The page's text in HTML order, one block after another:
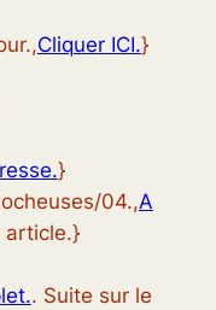
Cliquer ICI.}
}
04.,A
article.}
. Suite sur le